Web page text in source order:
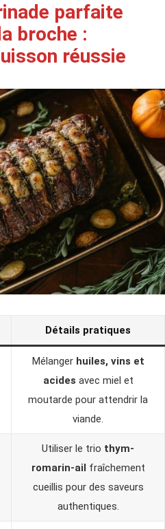
parfaite
broche :
réussie
Détails pratiques
Mélanger huiles, vins et
acides avec miel et
moutarde pour attendrir la
viande.
Utiliser le trio thym-
romarin-ail fraîchement
cueillis pour des saveurs
authentiques.